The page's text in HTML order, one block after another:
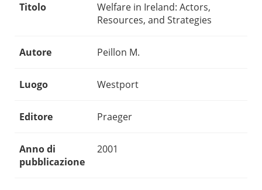
Titolo
Welfare in Ireland: Actors,
Resources, and Strategies
Autore Peillon M.
Luogo Westport
Editore Praeger
Anno di
pubblicazione
2001